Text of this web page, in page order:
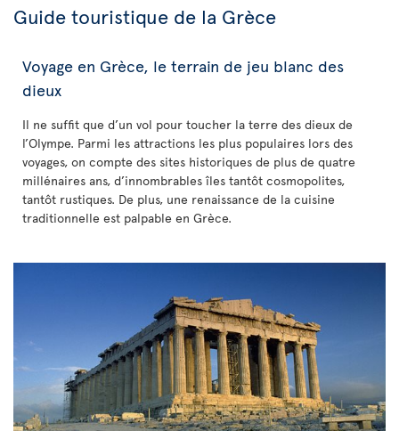
Guide touristique de la Grèce
Voyage en Grèce, le terrain de jeu blanc des
dieux
Il ne suffit que d’un vol pour toucher la terre des dieux de
l’Olympe. Parmi les attractions les plus populaires lors des
voyages, on compte des sites historiques de plus de quatre
millénaires ans, d’innombrables îles tantôt cosmopolites,
tantôt rustiques. De plus, une renaissance de la cuisine
traditionnelle est palpable en Grèce.